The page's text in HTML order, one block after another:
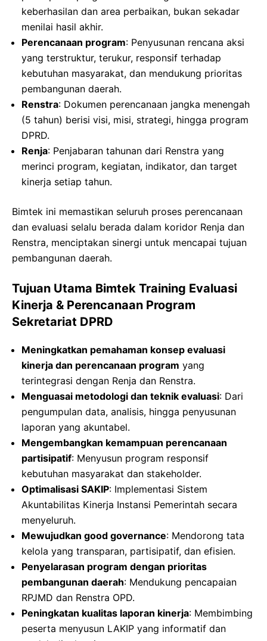
keberhasilan dan area perbaikan, bukan sekadar
menilai hasil akhir.
Perencanaan program: Penyusunan rencana aksi
yang terstruktur, terukur, responsif terhadap
kebutuhan masyarakat, dan mendukung prioritas
pembangunan daerah.
Renstra: Dokumen perencanaan jangka menengah
(5 tahun) berisi visi, misi, strategi, hingga program
DPRD.
Renja: Penjabaran tahunan dari Renstra yang
merinci program, kegiatan, indikator, dan target
kinerja setiap tahun.
Bimtek ini memastikan seluruh proses perencanaan
dan evaluasi selalu berada dalam koridor Renja dan
Renstra, menciptakan sinergi untuk mencapai tujuan
pembangunan daerah.
Tujuan Utama Bimtek Training Evaluasi
Kinerja & Perencanaan Program
Sekretariat DPRD
Meningkatkan pemahaman konsep evaluasi
kinerja dan perencanaan program yang
terintegrasi dengan Renja dan Renstra.
Menguasai metodologi dan teknik evaluasi: Dari
pengumpulan data, analisis, hingga penyusunan
laporan yang akuntabel.
Mengembangkan kemampuan perencanaan
partisipatif: Menyusun program responsif
kebutuhan masyarakat dan stakeholder.
Optimalisasi SAKIP: Implementasi Sistem
Akuntabilitas Kinerja Instansi Pemerintah secara
menyeluruh.
Mewujudkan good governance: Mendorong tata
kelola yang transparan, partisipatif, dan efisien.
Penyelarasan program dengan prioritas
pembangunan daerah: Mendukung pencapaian
RPJMD dan Renstra OPD.
Peningkatan kualitas laporan kinerja: Membimbing
peserta menyusun LAKIP yang informatif dan